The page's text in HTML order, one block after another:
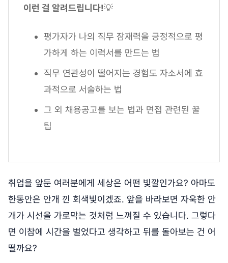
이런 걸 알려드립니다!💡
평가자가 나의 직무 잠재력을 긍정적으로 평
가하게 하는 이력서를 만드는 법
직무 연관성이 떨어지는 경험도 자소서에 효
과적으로 서술하는 법
그 외 채용공고를 보는 법과 면접 관련된 꿀
팁
취업을 앞둔 여러분에게 세상은 어떤 빛깔인가요? 아마도
한동안은 안개 낀 회색빛이겠죠. 앞을 바라보면 자욱한 안
개가 시선을 가로막는 것처럼 느껴질 수 있습니다. 그렇다
면 이참에 시간을 벌었다고 생각하고 뒤를 돌아보는 건 어
떨까요?